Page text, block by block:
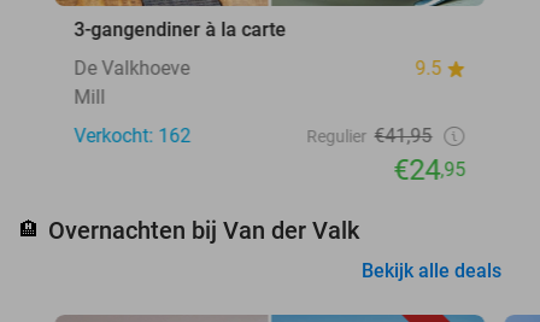
3-gangendiner à la carte
De Valkhoeve
9.5
Mill
Verkocht: 162
Regulier €41,95
€24,95
🏨 Overnachten bij Van der Valk
Bekijk alle deals